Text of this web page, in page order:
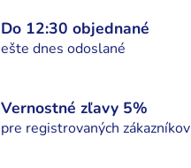
v
k
ý
p
Do 12:30 objednané
ešte dnes odoslané
Vernostné zľavy 5%
pre registrovaných zákazníkov